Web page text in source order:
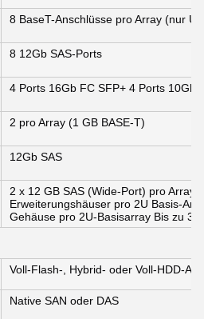
8 BaseT-Anschlüsse pro Array (nur
8 12Gb SAS-Ports
4 Ports 16Gb FC SFP+ 4 Ports 10Gb
2 pro Array (1 GB BASE-T)
12Gb SAS
2 x 12 GB SAS (Wide-Port) pro Array
Erweiterungshäuser pro 2U Basis-
Gehäuse pro 2U-Basisarray Bis zu 3
Voll-Flash-, Hybrid- oder Voll-HDD-
Native SAN oder DAS